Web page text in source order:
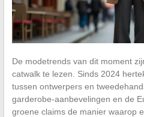
De modetrends van dit moment
catwalk te lezen. Sinds 2024
tussen ontwerpers en
garderobe-aanbevelingen en de
groene claims de manier waarop